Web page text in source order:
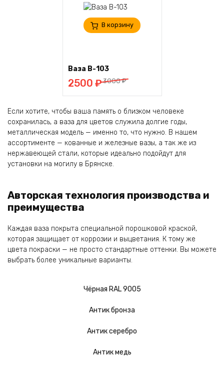
В корзину
Ваза В-103
3000₽
Первоначальная
3000 ₽.
2500 ₽
Текущая
Если хотите, чтобы ваша память о близком человеке
сохранилась, а ваза для цветов служила долгие годы,
металлическая модель — именно то, что нужно. В нашем
ассортименте — кованные и железные вазы, а так же из
нержавеющей стали, которые идеально подойдут для
установки на могилу в Брянске.
Авторская технология производства и
преимущества
Каждая ваза покрыта специальной порошковой краской,
которая защищает от коррозии и выцветания. К тому же
цвета покраски — не просто стандартные оттенки. Вы можете
выбрать более уникальные варианты.
Чёрная RAL 9005
Антик бронза
Антик серебро
Антик медь